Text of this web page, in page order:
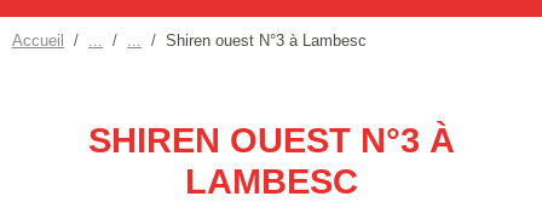
Accueil Shiren ouest N°3 à Lambesc
SHIREN OUEST N°3 À
LAMBESC